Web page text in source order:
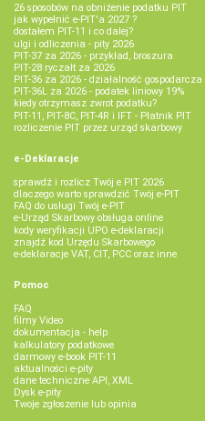
26 sposobów na obniżenie podatku PIT
jak wypełnić e-PIT'a 2027 ?
dostałem PIT-11 i co dalej?
ulgi i odliczenia - pity 2026
PIT-37 za 2026 - przykład, broszura
PIT-28 ryczałt za 2026
PIT-36 za 2026 - działalność gospodarcza
PIT-36L za 2026 - podatek liniowy 19%
kiedy otrzymasz zwrot podatku?
PIT-11, PIT-8C, PIT-4R i IFT - Płatnik PIT
rozliczenie PIT przez urząd skarbowy
e-Deklaracje
sprawdź i rozlicz Twój e PIT 2026
dlaczego warto sprawdzić Twój e-PIT
FAQ do usługi Twój e-PIT
e-Urząd Skarbowy obsługa online
kody weryfikacji UPO e-deklaracji
znajdź kod Urzędu Skarbowego
e-deklaracje VAT, CIT, PCC oraz inne
Pomoc
FAQ
filmy Video
dokumentacja - help
kalkulatory podatkowe
darmowy e-book PIT-11
aktualności e-pity
dane techniczne API, XML
Dysk e-pity
Twoje zgłoszenie lub opinia